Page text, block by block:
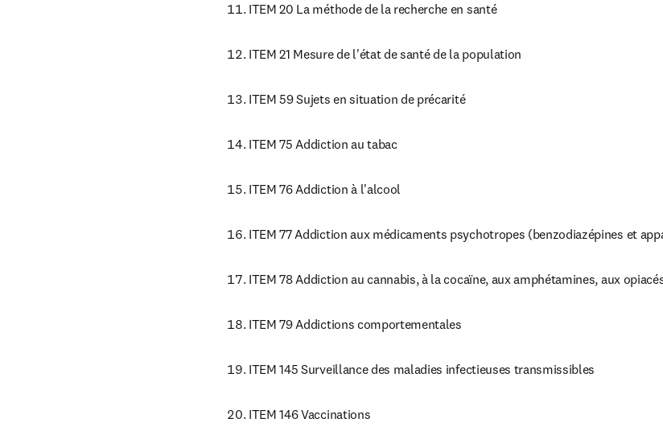
ITEM 20 La méthode de la recherche en santé
ITEM 21 Mesure de l'état de santé de la population
ITEM 59 Sujets en situation de précarité
ITEM 75 Addiction au tabac
ITEM 76 Addiction à l'alcool
ITEM 77 Addiction aux médicaments psychotropes (benzodiazépines et
ITEM 78 Addiction au cannabis, à la cocaïne, aux amphétamines, aux
ITEM 79 Addictions comportementales
ITEM 145 Surveillance des maladies infectieuses transmissibles
ITEM 146 Vaccinations